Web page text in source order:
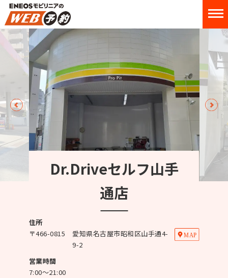
Dr.Driveセルフ山手
通店
住所
〒466-0815
愛知県名古屋市昭和区山手通4-
9-2
営業時間
7:00～21:00